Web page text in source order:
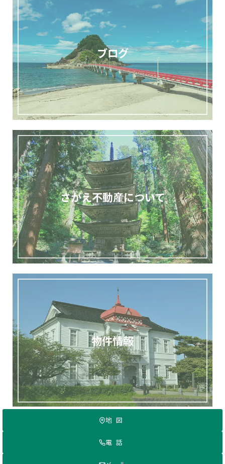
ブログ
さがえ不動産について
物件情報
地図
電話